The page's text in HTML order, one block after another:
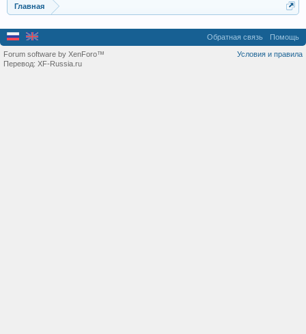
Главная
Обратная связь Помощь
Условия и правила
Forum software by XenForo™
Перевод: XF-Russia.ru